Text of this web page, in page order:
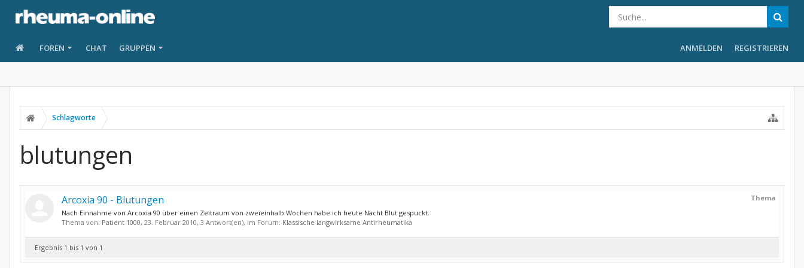
FOREN CHAT GRUPPEN ANMELDEN REGISTRIEREN
Schlagworte
blutungen
Thema
Arcoxia 90 - Blutungen
Nach Einnahme von Arcoxia 90 über einen Zeitraum von zweieinhalb Wochen habe ich heute Nacht Blut gespuckt.
Thema von: Patient 1000, 23. Februar 2010, 3 Antwort(en), im Forum: Klassische langwirksame Antirheumatika
Ergebnis 1 bis 1 von 1